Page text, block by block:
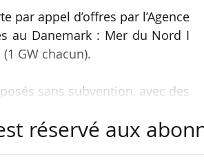
par appel d’offres par l’Agence
au Danemark : Mer du Nord I
GW chacun).
sans subvention, avec des
réservé aux